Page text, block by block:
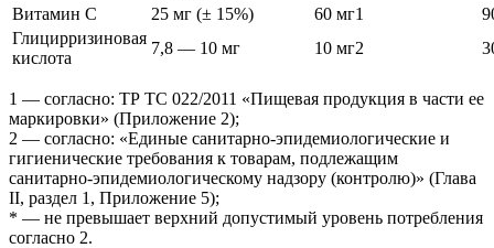
Витамин С
25 мг (± 15%) 60 мг1
Глицирризиновая
кислота
7,8 — 10 мг 10 мг2
1 — согласно: ТР ТС 022/2011 «Пищевая продукция в части ее
маркировки» (Приложение 2);
2 — согласно: «Единые санитарно-эпидемиологические и
гигиенические требования к товарам, подлежащим
санитарно-эпидемиологическому надзору (контролю)» (Глава
II, раздел 1, Приложение 5);
* — не превышает верхний допустимый уровень потребления
согласно 2.